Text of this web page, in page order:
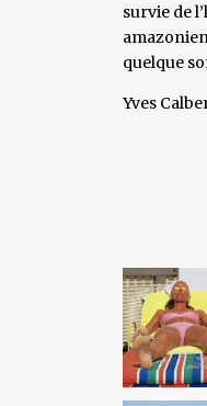
survie de
quelque
Yves